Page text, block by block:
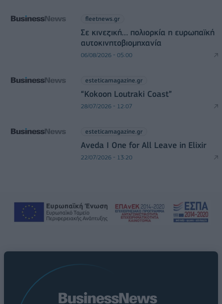
fleetnews.gr
Σε κινεζική… πολιορκία η ευρωπαϊκή
αυτοκινητοβιομηχανία
06/08/2026 - 05:00
esteticamagazine.gr
“Kokoon Loutraki Coast”
28/07/2026 - 12:07
esteticamagazine.gr
Aveda I One for All Leave in Elixir
22/07/2026 - 13:20